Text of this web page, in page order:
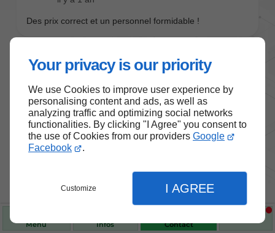
Your privacy is our priority
We use Cookies to improve user experience by
personalising content and ads, as well as
analyzing traffic and optimizing social networks
functionalities. By clicking "I Agree" you consent to
the use of Cookies from our providers Google
Facebook
.
Customize I AGREE
Menu Infos Contact
Nos produits de santé et de